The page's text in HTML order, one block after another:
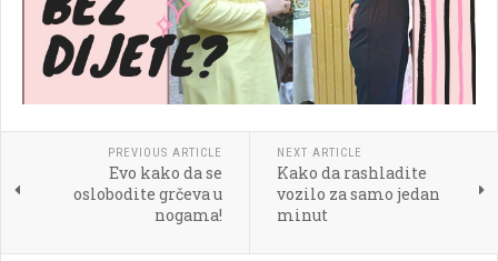
PREVIOUS ARTICLE
Evo kako da se
oslobodite grčeva u
nogama!
NEXT ARTICLE
Kako da rashladite
vozilo za samo jedan
minut